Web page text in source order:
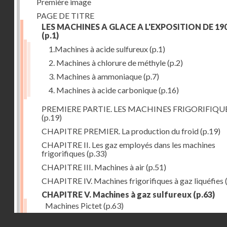
PAGE DE TITRE
LES MACHINES A GLACE A L'EXPOSITION DE
(p.1)
1.Machines à acide sulfureux(p.1)
2. Machines à chlorure de méthyle(p.2)
3. Machines à ammoniaque(p.7)
4. Machines à acide carbonique(p.16)
PREMIERE PARTIE. LES MACHINES
(p.19)
CHAPITRE PREMIER. La production du froid(p.19)
CHAPITRE II. Les gaz employés dans les machines
frigorifiques (p.33)
CHAPITRE III. Machines à air(p.51)
CHAPITRE IV. Machines frigorifiques à gaz liquéfies
CHAPITRE V. Machines à gaz sulfureux (p.63)
Machines Pictet(p.63)